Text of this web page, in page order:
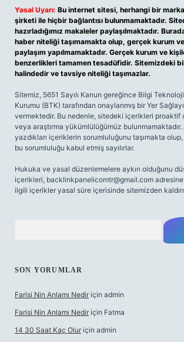
Yasal Uyarı: Bu internet sitesi, herhangi bir
şirketi ile hiçbir bağlantısı bulunmamaktadır.
hazırladığımız makaleler paylaşılmaktadır.
haber niteliği taşımamakta olup, gerçek kurum
paylaşım yapılmamaktadır. Gerçek kurum ve
benzerlikleri tamamen tesadüfidir. Sitemizdeki
halindedir ve tavsiye niteliği taşımazlar.
Sitemiz, 5651 Sayılı Kanun gereğince Bilgi
Kurumu (BTK) tarafından onaylanmış bir Yer
vermektedir. Bu nedenle, sitedeki içerikleri proaktif
veya araştırma yükümlülüğümüz
yazdıkları içeriklerin sorumluluğunu taşımakta
bu sorumluluğu kabul etmiş sayılırlar.
Hukuka ve yasal düzenlemelere aykırı olduğunu
içerikleri, backlinkpanelicomtr@gmail.com
ilgili içerikler yasal süre içerisinde sitemizden
SON YORUMLAR
Farisi Nin Anlamı Nedir için admin
Farisi Nin Anlamı Nedir için Fatma
14 30 Saat Kaç Olur için admin